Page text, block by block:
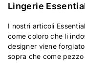
Lingerie
I nostri articoli
come coloro che li
designer viene
sopra che come